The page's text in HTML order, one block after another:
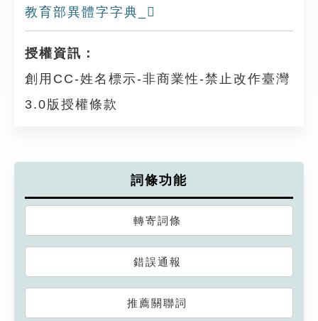
教育部異體字字典_𠙚
授權資訊：
創用CC-姓名標示-非商業性-禁止改作臺灣
3.0版授權條款
詞條功能
轉寄詞條
錯誤通報
推薦關聯詞